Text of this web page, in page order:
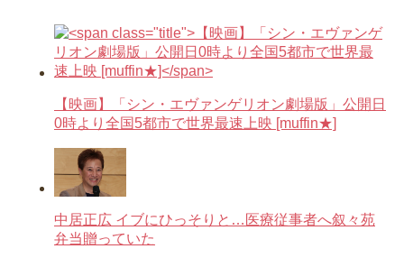
【映画】「シン・エヴァンゲリオン劇場版」公開日
0時より全国5都市で世界最速上映 [muffin★]
中居正広 イブにひっそりと…医療従事者へ叙々苑
弁当贈っていた